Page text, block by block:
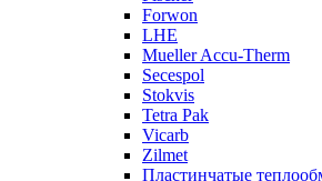
Forwon
LHE
Mueller Accu-Therm
Secespol
Stokvis
Tetra Pak
Vicarb
Zilmet
Пластинчатые